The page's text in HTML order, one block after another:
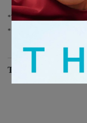
*THREE原創南阿蘇產檸檬
**THREE原創南阿蘇產天竺
THREE 精油淡香